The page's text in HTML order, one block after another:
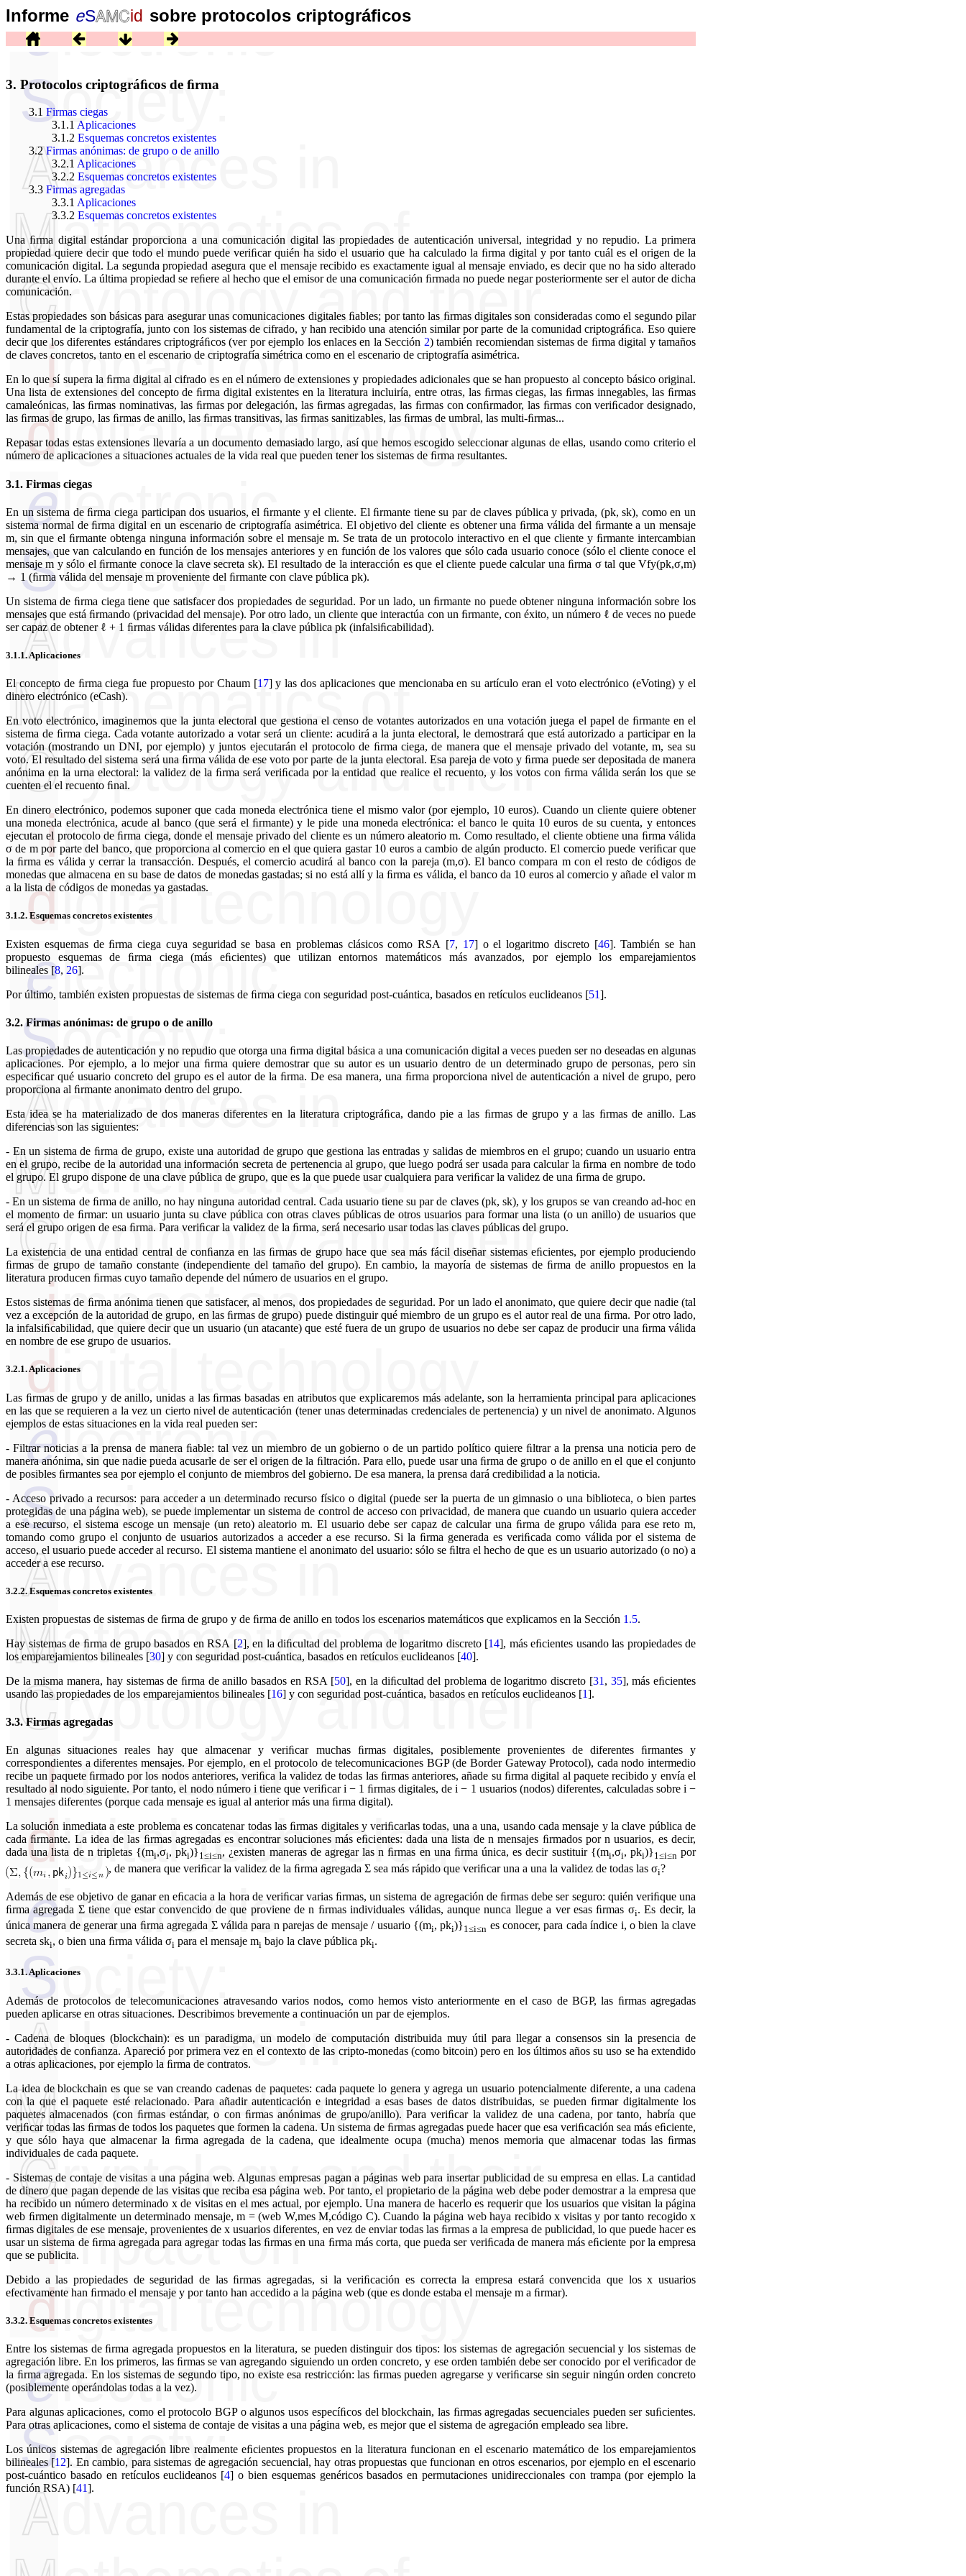
Informe sobre protocolos criptográﬁcos
3. Protocolos criptográﬁcos de ﬁrma
3.1 Firmas ciegas
3.1.1 Aplicaciones
3.1.2 Esquemas concretos existentes
3.2Firmas anónimas: de grupo o de anillo
3.2.1 Aplicaciones
3.2.2 Esquemas concretos existentes
3.3 Firmas agregadas
3.3.1 Aplicaciones
3.3.2 Esquemas concretos existentes
Una ﬁrma digital estándar proporciona a una comunicación digital las propiedades de autenticación universal, integridad y no repudio. La primera
propiedad quiere decir que todo el mundo puede veriﬁcar quién ha sido el usuario que ha calculado la ﬁrma digital y por tanto cuál es el origen de la
comunicación digital. La segunda propiedad asegura que el mensaje recibido es exactamente igual al mensaje enviado, es decir que no ha sido alterado
durante el envío. La última propiedad se reﬁere al hecho que el emisor de una comunicación ﬁrmada no puede negar posteriormente ser el autor de dicha
comunicación.
Estas propiedades son básicas para asegurar unas comunicaciones digitales ﬁables; por tanto las ﬁrmas digitales son consideradas como el segundo pilar
fundamental de la criptografía, junto con los sistemas de cifrado, y han recibido una atención similar por parte de la comunidad criptográﬁca. Eso quiere
decir que los diferentes estándares criptográﬁcos (ver por ejemplo los enlaces en la Sección 2) también recomiendan sistemas de ﬁrma digital y tamaños
de claves concretos, tanto en el escenario de criptografía simétrica como en el escenario de criptografía asimétrica.
En lo que sí supera la ﬁrma digital al cifrado es en el número de extensiones y propiedades adicionales que se han propuesto al concepto básico original.
Una lista de extensiones del concepto de ﬁrma digital existentes en la literatura incluiría, entre otras, las ﬁrmas ciegas, las ﬁrmas innegables, las ﬁrmas
camaleónicas, las ﬁrmas nominativas, las ﬁrmas por delegación, las ﬁrmas agregadas, las ﬁrmas con conﬁrmador, las ﬁrmas con veriﬁcador designado,
las ﬁrmas de grupo, las ﬁrmas de anillo, las ﬁrmas transitivas, las ﬁrmas sanitizables, las ﬁrmas de umbral, las multi-ﬁrmas...
Repasar todas estas extensiones llevaría a un documento demasiado largo, así que hemos escogido seleccionar algunas de ellas, usando como criterio el
número de aplicaciones a situaciones actuales de la vida real que pueden tener los sistemas de ﬁrma resultantes.
3.1. Firmas ciegas
En un sistema de ﬁrma ciega participan dos usuarios, el ﬁrmante y el cliente. El ﬁrmante tiene su par de claves pública y privada, (pk, sk), como en un
sistema normal de ﬁrma digital en un escenario de criptografía asimétrica. El objetivo del cliente es obtener una ﬁrma válida del ﬁrmante a un mensaje
m, sin que el ﬁrmante obtenga ninguna información sobre el mensaje m. Se trata de un protocolo interactivo en el que cliente y ﬁrmante intercambian
mensajes, que van calculando en función de los mensajes anteriores y en función de los valores que sólo cada usuario conoce (sólo el cliente conoce el
mensaje m y sólo el ﬁrmante conoce la clave secreta sk). El resultado de la interacción es que el cliente puede calcular una ﬁrma σ tal que Vfy(pk,σ,m)
→ 1 (ﬁrma válida del mensaje m proveniente del ﬁrmante con clave pública pk).
Un sistema de ﬁrma ciega tiene que satisfacer dos propiedades de seguridad. Por un lado, un ﬁrmante no puede obtener ninguna información sobre los
mensajes que está ﬁrmando (privacidad del mensaje). Por otro lado, un cliente que interactúa con un ﬁrmante, con éxito, un número ℓ de veces no puede
ser capaz de obtener ℓ + 1 ﬁrmas válidas diferentes para la clave pública pk (infalsiﬁcabilidad).
3.1.1.Aplicaciones
El concepto de ﬁrma ciega fue propuesto por Chaum [17]y las dos aplicaciones que mencionaba en su artículo eran el voto electrónico (eVoting) y el
dinero electrónico (eCash).
En voto electrónico, imaginemos que la junta electoral que gestiona el censo de votantes autorizados en una votación juega el papel de ﬁrmante en el
sistema de ﬁrma ciega. Cada votante autorizado a votar será un cliente: acudirá a la junta electoral, le demostrará que está autorizado a participar en la
votación (mostrando un DNI, por ejemplo) y juntos ejecutarán el protocolo de ﬁrma ciega, de manera que el mensaje privado del votante, m, sea su
voto. El resultado del sistema será una ﬁrma válida de ese voto por parte de la junta electoral. Esa pareja de voto y ﬁrma puede ser depositada de manera
anónima en la urna electoral: la validez de la ﬁrma será veriﬁcada por la entidad que realice el recuento, y los votos con ﬁrma válida serán los que se
cuenten el el recuento ﬁnal.
En dinero electrónico, podemos suponer que cada moneda electrónica tiene el mismo valor (por ejemplo, 10 euros). Cuando un cliente quiere obtener
una moneda electrónica, acude al banco (que será el ﬁrmante) y le pide una moneda electrónica: el banco le quita 10 euros de su cuenta, y entonces
ejecutan el protocolo de ﬁrma ciega, donde el mensaje privado del cliente es un número aleatorio m. Como resultado, el cliente obtiene una ﬁrma válida
σ de m por parte del banco, que proporciona al comercio en el que quiera gastar 10 euros a cambio de algún producto. El comercio puede veriﬁcar que
la ﬁrma es válida y cerrar la transacción. Después, el comercio acudirá al banco con la pareja (m,σ). El banco compara m con el resto de códigos de
monedas que almacena en su base de datos de monedas gastadas; si no está allí y la ﬁrma es válida, el banco da 10 euros al comercio y añade el valor m
a la lista de códigos de monedas ya gastadas.
3.1.2.Esquemas concretos existentes
Existen esquemas de ﬁrma ciega cuya seguridad se basa en problemas clásicos como RSA [7, 17]o el logaritmo discreto [46]. También se han
propuesto esquemas de ﬁrma ciega (más eﬁcientes) que utilizan entornos matemáticos más avanzados, por ejemplo los emparejamientos
bilineales[8, 26].
Por último, también existen propuestas de sistemas de ﬁrma ciega con seguridad post-cuántica, basados en retículos euclideanos [51].
3.2.Firmas anónimas: de grupo o de anillo
Las propiedades de autenticación y no repudio que otorga una ﬁrma digital básica a una comunicación digital a veces pueden ser no deseadas en algunas
aplicaciones. Por ejemplo, a lo mejor una ﬁrma quiere demostrar que su autor es un usuario dentro de un determinado grupo de personas, pero sin
especiﬁcar qué usuario concreto del grupo es el autor de la ﬁrma. De esa manera, una ﬁrma proporciona nivel de autenticación a nivel de grupo, pero
proporciona al ﬁrmante anonimato dentro del grupo.
Esta idea se ha materializado de dos maneras diferentes en la literatura criptográﬁca, dando pie a las ﬁrmas de grupo y a las ﬁrmas de anillo. Las
diferencias son las siguientes:
- En un sistema de ﬁrma de grupo, existe una autoridad de grupo que gestiona las entradas y salidas de miembros en el grupo; cuando un usuario entra
en el grupo, recibe de la autoridad una información secreta de pertenencia al grupo, que luego podrá ser usada para calcular la ﬁrma en nombre de todo
el grupo. El grupo dispone de una clave pública de grupo, que es la que puede usar cualquiera para veriﬁcar la validez de una ﬁrma de grupo.
- En un sistema de ﬁrma de anillo, no hay ninguna autoridad central. Cada usuario tiene su par de claves (pk, sk), y los grupos se van creando ad-hoc en
el momento de ﬁrmar: un usuario junta su clave pública con otras claves públicas de otros usuarios para formar una lista (o un anillo) de usuarios que
será el grupo origen de esa ﬁrma. Para veriﬁcar la validez de la ﬁrma, será necesario usar todas las claves públicas del grupo.
La existencia de una entidad central de conﬁanza en las ﬁrmas de grupo hace que sea más fácil diseñar sistemas eﬁcientes, por ejemplo produciendo
ﬁrmas de grupo de tamaño constante (independiente del tamaño del grupo). En cambio, la mayoría de sistemas de ﬁrma de anillo propuestos en la
literatura producen ﬁrmas cuyo tamaño depende del número de usuarios en el grupo.
Estos sistemas de ﬁrma anónima tienen que satisfacer, al menos, dos propiedades de seguridad. Por un lado el anonimato, que quiere decir que nadie (tal
vez a excepción de la autoridad de grupo, en las ﬁrmas de grupo) puede distinguir qué miembro de un grupo es el autor real de una ﬁrma. Por otro lado,
la infalsiﬁcabilidad, que quiere decir que un usuario (un atacante) que esté fuera de un grupo de usuarios no debe ser capaz de producir una ﬁrma válida
en nombre de ese grupo de usuarios.
3.2.1.Aplicaciones
Las ﬁrmas de grupo y de anillo, unidas a las ﬁrmas basadas en atributos que explicaremos más adelante, son la herramienta principal para aplicaciones
en las que se requieren a la vez un cierto nivel de autenticación (tener unas determinadas credenciales de pertenencia) y un nivel de anonimato. Algunos
ejemplos de estas situaciones en la vida real pueden ser:
- Filtrar noticias a la prensa de manera ﬁable: tal vez un miembro de un gobierno o de un partido político quiere ﬁltrar a la prensa una noticia pero de
manera anónima, sin que nadie pueda acusarle de ser el origen de la ﬁltración. Para ello, puede usar una ﬁrma de grupo o de anillo en el que el conjunto
de posibles ﬁrmantes sea por ejemplo el conjunto de miembros del gobierno. De esa manera, la prensa dará credibilidad a la noticia.
- Acceso privado a recursos: para acceder a un determinado recurso físico o digital (puede ser la puerta de un gimnasio o una biblioteca, o bien partes
protegidas de una página web), se puede implementar un sistema de control de acceso con privacidad, de manera que cuando un usuario quiera acceder
a ese recurso, el sistema escoge un mensaje (un reto) aleatorio m. El usuario debe ser capaz de calcular una ﬁrma de grupo válida para ese reto m,
tomando como grupo el conjunto de usuarios autorizados a acceder a ese recurso. Si la ﬁrma generada es veriﬁcada como válida por el sistema de
acceso, el usuario puede acceder al recurso. El sistema mantiene el anonimato del usuario: sólo se ﬁltra el hecho de que es un usuario autorizado (o no) a
acceder a ese recurso.
3.2.2.Esquemas concretos existentes
Existen propuestas de sistemas de ﬁrma de grupo y de ﬁrma de anillo en todos los escenarios matemáticos que explicamos en la Sección 1.5.
Hay sistemas de ﬁrma de grupo basados en RSA [2], en la diﬁcultad del problema de logaritmo discreto [14], más eﬁcientes usando las propiedades de
los emparejamientos bilineales [30] y con seguridad post-cuántica, basados en retículos euclideanos [40].
De la misma manera, hay sistemas de ﬁrma de anillo basados en RSA [50], en la diﬁcultad del problema de logaritmo discreto [31 , 35], más eﬁcientes
usando las propiedades de los emparejamientos bilineales [16] y con seguridad post-cuántica, basados en retículos euclideanos [1].
3.3.Firmas agregadas
En algunas situaciones reales hay que almacenar y veriﬁcar muchas ﬁrmas digitales, posiblemente provenientes de diferentes ﬁrmantes y
correspondientes a diferentes mensajes. Por ejemplo, en el protocolo de telecomunicaciones BGP (de Border Gateway Protocol), cada nodo intermedio
recibe un paquete ﬁrmado por los nodos anteriores, veriﬁca la validez de todas las ﬁrmas anteriores, añade su ﬁrma digital al paquete recibido y envía el
resultado al nodo siguiente. Por tanto, el nodo número i tiene que veriﬁcar i − 1 ﬁrmas digitales, de i − 1 usuarios (nodos) diferentes, calculadas sobre i −
1 mensajes diferentes (porque cada mensaje es igual al anterior más una ﬁrma digital).
La solución inmediata a este problema es concatenar todas las ﬁrmas digitales y veriﬁcarlas todas, una a una, usando cada mensaje y la clave pública de
cada ﬁrmante. La idea de las ﬁrmas agregadas es encontrar soluciones más eﬁcientes: dada una lista de n mensajes ﬁrmados por n usuarios, es decir,
dada una lista de n tripletas {(mi,σi, pki)}1≤i≤n, ¿existen maneras de agregar las n ﬁrmas en una ﬁrma única, es decir sustituir {(mi,σi, pki)}1≤i≤n por
, de manera que veriﬁcar la validez de la ﬁrma agregada Σ sea más rápido que veriﬁcar una a una la validez de todas las σi?
Además de ese objetivo de ganar en eﬁcacia a la hora de veriﬁcar varias ﬁrmas, un sistema de agregación de ﬁrmas debe ser seguro: quién veriﬁque una
ﬁrma agregada Σ tiene que estar convencido de que proviene de n ﬁrmas individuales válidas, aunque nunca llegue a ver esas ﬁrmas σi. Es decir, la
única manera de generar una ﬁrma agregada Σ válida para n parejas de mensaje / usuario {(mi, pki)}1≤i≤n es conocer, para cada índice i, o bien la clave
secreta ski, o bien una ﬁrma válida σi para el mensaje mi bajo la clave pública pki.
3.3.1.Aplicaciones
Además de protocolos de telecomunicaciones atravesando varios nodos, como hemos visto anteriormente en el caso de BGP, las ﬁrmas agregadas
pueden aplicarse en otras situaciones. Describimos brevemente a continuación un par de ejemplos.
- Cadena de bloques (blockchain): es un paradigma, un modelo de computación distribuida muy útil para llegar a consensos sin la presencia de
autoridades de conﬁanza. Apareció por primera vez en el contexto de las cripto-monedas (como bitcoin) pero en los últimos años su uso se ha extendido
a otras aplicaciones, por ejemplo la ﬁrma de contratos.
La idea de blockchain es que se van creando cadenas de paquetes: cada paquete lo genera y agrega un usuario potencialmente diferente, a una cadena
con la que el paquete esté relacionado. Para añadir autenticación e integridad a esas bases de datos distribuidas, se pueden ﬁrmar digitalmente los
paquetes almacenados (con ﬁrmas estándar, o con ﬁrmas anónimas de grupo/anillo). Para veriﬁcar la validez de una cadena, por tanto, habría que
veriﬁcar todas las ﬁrmas de todos los paquetes que formen la cadena. Un sistema de ﬁrmas agregadas puede hacer que esa veriﬁcación sea más eﬁciente,
y que sólo haya que almacenar la ﬁrma agregada de la cadena, que idealmente ocupa (mucha) menos memoria que almacenar todas las ﬁrmas
individuales de cada paquete.
- Sistemas de contaje de visitas a una página web. Algunas empresas pagan a páginas web para insertar publicidad de su empresa en ellas. La cantidad
de dinero que pagan depende de las visitas que reciba esa página web. Por tanto, el propietario de la página web debe poder demostrar a la empresa que
ha recibido un número determinado x de visitas en el mes actual, por ejemplo. Una manera de hacerlo es requerir que los usuarios que visitan la página
web ﬁrmen digitalmente un determinado mensaje, m = (web W,mes M,código C). Cuando la página web haya recibido x visitas y por tanto recogido x
ﬁrmas digitales de ese mensaje, provenientes de x usuarios diferentes, en vez de enviar todas las ﬁrmas a la empresa de publicidad, lo que puede hacer es
usar un sistema de ﬁrma agregada para agregar todas las ﬁrmas en una ﬁrma más corta, que pueda ser veriﬁcada de manera más eﬁciente por la empresa
que se publicita.
Debido a las propiedades de seguridad de las ﬁrmas agregadas, si la veriﬁcación es correcta la empresa estará convencida que los x usuarios
efectivamente han ﬁrmado el mensaje y por tanto han accedido a la página web (que es donde estaba el mensaje m a ﬁrmar).
3.3.2. Esquemas concretos existentes
Entre los sistemas de ﬁrma agregada propuestos en la literatura, se pueden distinguir dos tipos: los sistemas de agregación secuencial y los sistemas de
agregación libre. En los primeros, las ﬁrmas se van agregando siguiendo un orden concreto, y ese orden también debe ser conocido por el veriﬁcador de
la ﬁrma agregada. En los sistemas de segundo tipo, no existe esa restricción: las ﬁrmas pueden agregarse y veriﬁcarse sin seguir ningún orden concreto
(posiblemente operándolas todas a la vez).
Para algunas aplicaciones, como el protocolo BGP o algunos usos especíﬁcos del blockchain, las ﬁrmas agregadas secuenciales pueden ser suﬁcientes.
Para otras aplicaciones, como el sistema de contaje de visitas a una página web, es mejor que el sistema de agregación empleado sea libre.
Los únicos sistemas de agregación libre realmente eﬁcientes propuestos en la literatura funcionan en el escenario matemático de los emparejamientos
bilineales[12]. En cambio, para sistemas de agregación secuencial, hay otras propuestas que funcionan en otros escenarios, por ejemplo en el escenario
post-cuántico basado en retículos euclideanos [4] o bien esquemas genéricos basados en permutaciones unidireccionales con trampa (por ejemplo la
función RSA) [41].